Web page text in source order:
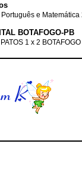
Português e Matemática
BOTAFOGO-PB
1 x 2 BOTAFOGO